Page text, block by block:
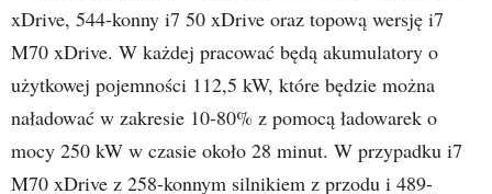
xDrive, 544-konny i7 50 xDrive oraz topową wersję i7
M70 xDrive. W każdej pracować będą akumulatory o
użytkowej pojemności 112,5 kW, które będzie można
naładować w zakresie 10-80% z pomocą ładowarek o
mocy 250 kW w czasie około 28 minut. W przypadku i7
M70 xDrive z 258-konnym silnikiem z przodu i 489-